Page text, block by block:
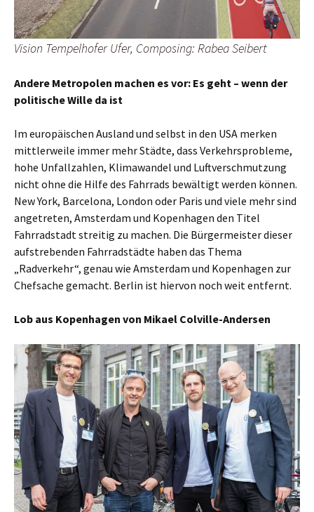
Vision Tempelhofer Ufer, Composing: Rabea Seibert
Andere Metropolen machen es vor: Es geht – wenn der
politische Wille da ist
Im europäischen Ausland und selbst in den USA merken
mittlerweile immer mehr Städte, dass Verkehrsprobleme,
hohe Unfallzahlen, Klimawandel und Luftverschmutzung
nicht ohne die Hilfe des Fahrrads bewältigt werden können.
New York, Barcelona, London oder Paris und viele mehr sind
angetreten, Amsterdam und Kopenhagen den Titel
Fahrradstadt streitig zu machen. Die Bürgermeister dieser
aufstrebenden Fahrradstädte haben das Thema
„Radverkehr“, genau wie Amsterdam und Kopenhagen zur
Chefsache gemacht. Berlin ist hiervon noch weit entfernt.
Lob aus Kopenhagen von Mikael Colville-Andersen